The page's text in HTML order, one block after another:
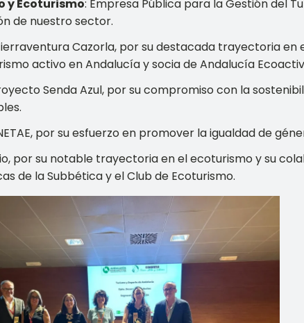
y Ecoturismo: Empresa Pública para la Gestión del
de nuestro sector.
Cazorla, por su destacada trayectoria en
activo en Andalucía y socia de Andalucía
Senda Azul, por su compromiso con la
por su esfuerzo en promover la igualdad de
por su notable trayectoria en el ecoturismo y su
de la Subbética y el Club de Ecoturismo.